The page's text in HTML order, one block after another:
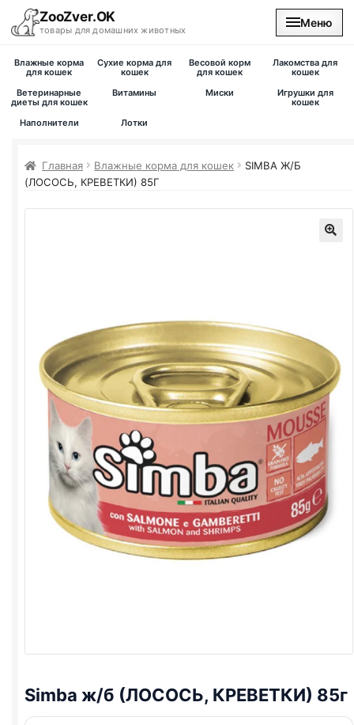
ZooZver.OK
товары для домашних животных
Меню
На главную
Влажные корма
для кошек
Сухие корма для
кошек
Весовой корм
для кошек
Лакомства для
кошек
Ветеринарные
диеты для кошек
Витамины Миски
Игрушки для
кошек
Наполнители
Лотки
Главная Влажные корма для кошек
SIMBA Ж/Б
(ЛОСОСЬ, КРЕВЕТКИ) 85Г
Simba ж/б (ЛОСОСЬ, КРЕВЕТКИ) 85г